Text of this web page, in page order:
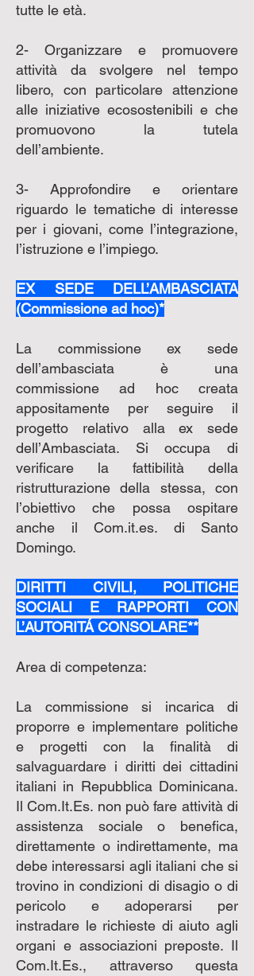
tutte le età.
2- Organizzare e promuovere
attività da svolgere nel tempo
libero, con particolare attenzione
alle iniziative ecosostenibili e che
promuovono la tutela
dell’ambiente.
3- Approfondire e orientare
riguardo le tematiche di interesse
per i giovani, come l’integrazione,
l’istruzione e l’impiego.
EX SEDE DELL’AMBASCIATA
(Commissione ad hoc)*
La commissione ex sede
dell’ambasciata è una
commissione ad hoc creata
appositamente per seguire il
progetto relativo alla ex sede
dell’Ambasciata. Si occupa di
verificare la fattibilità della
ristrutturazione della stessa, con
l’obiettivo che possa ospitare
anche il Com.it.es. di Santo
Domingo.
DIRITTI CIVILI, POLITICHE
SOCIALI E RAPPORTI CON
L’AUTORITÁ CONSOLARE**
Area di competenza:
La commissione si incarica di
proporre e implementare politiche
e progetti con la finalità di
salvaguardare i diritti dei cittadini
italiani in Repubblica Dominicana.
Il Com.It.Es. non può fare attività di
assistenza sociale o benefica,
direttamente o indirettamente, ma
debe interessarsi agli italiani che si
trovino in condizioni di disagio o di
pericolo e adoperarsi per
instradare le richieste di aiuto agli
organi e associazioni preposte. Il
Com.It.Es., attraverso questa